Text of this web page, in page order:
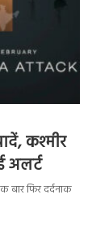
कश्मीर
अलर्ट
फिर दर्दनाक